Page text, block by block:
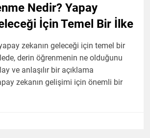
Nedir? Yapay
İçin Temel Bir İlke
zekanın geleceği için temel bir
derin öğrenmenin ne olduğunu
ve anlaşılır bir açıklama
zekanın gelişimi için önemli bir